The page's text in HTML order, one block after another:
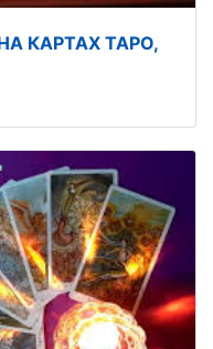
КАРТАХ ТАРО,